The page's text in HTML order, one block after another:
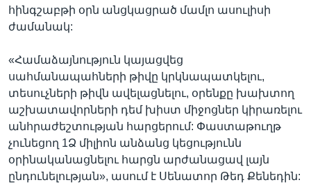
հինգշաբթի օրն անցկացրած մամլո ասուլիսի
ժամանակ:
«Համաձայնություն կայացվեց
սահմանապահների թիվը կրկնապատկելու,
տեսուչների թիվն ավելացնելու, օրենքը խախտող
աշխատավորների դեմ խիստ միջոցներ կիրառելու
անհրաժեշտության հարցերում: Փաստաթուղթ
չունեցող 1Ձ միլիոն անձանց կեցությունն
օրինականացնելու հարցն արժանացավ լայն
ընդունելության», ասում է Սենատոր Թեդ Քենեդին: